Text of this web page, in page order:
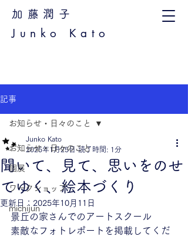
加藤潤子
Junko Kato
記事
お知らせ・日々のこと
個展
ワークショップ
michijun
お知らせ・日々のこと
聞いて、見て、思いをのせ
てゆく、絵本づくり
Junko Kato
2025年1月25日 読了時間: 1分
更新日： 2025年10月11日
景丘の家さんでのアートスクール
素敵なフォトレポートを掲載してくだ